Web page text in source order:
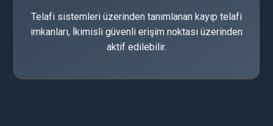
Telafi sistemleri üzerinden tanımlanan kayıp telafi
imkanları, İkimisli güvenli erişim noktası üzerinden
aktif edilebilir.